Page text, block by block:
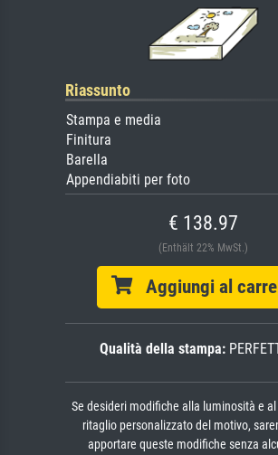
Riassunto
Stampa e media
Finitura
Barella
Appendiabiti per foto
€ 138.97
(Enthält 22% MwSt.)
Aggiungi al
Qualità della stampa:
Se desideri modifiche alla luminosità e
ritaglio personalizzato del motivo,
apportare queste modifiche senza